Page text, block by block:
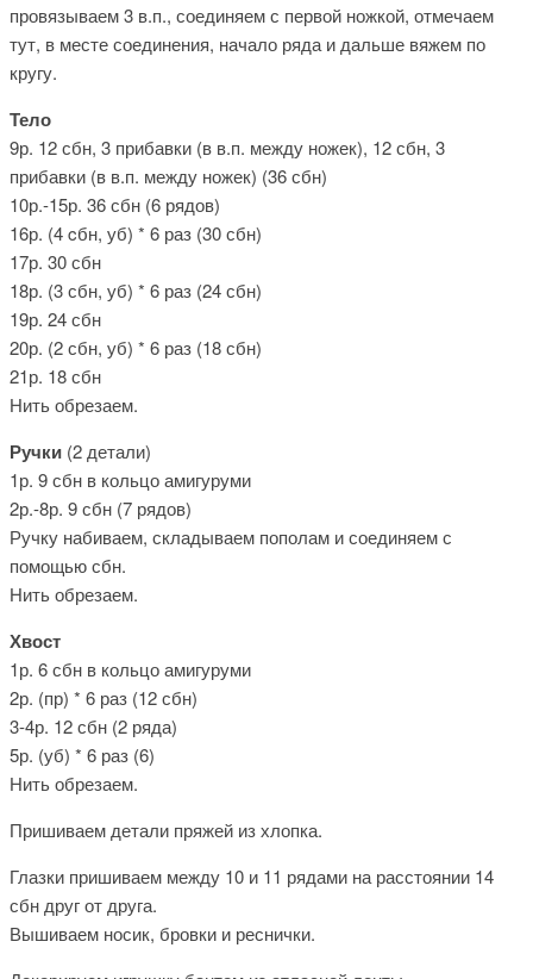
провязываем 3 в.п., соединяем с первой ножкой, отмечаем
тут, в месте соединения, начало ряда и дальше вяжем по
кругу.
Тело
9р. 12 сбн, 3 прибавки (в в.п. между ножек), 12 сбн, 3
прибавки (в в.п. между ножек) (36 сбн)
10р.-15р. 36 сбн (6 рядов)
16р. (4 cбн, уб) * 6 раз (30 сбн)
17р. 30 сбн
18р. (3 сбн, уб) * 6 раз (24 сбн)
19р. 24 сбн
20р. (2 сбн, уб) * 6 раз (18 сбн)
21р. 18 сбн
Нить обрезаем.
Ручки (2 детали)
1р. 9 сбн в кольцо амигуруми
2р.-8р. 9 сбн (7 рядов)
Ручку набиваем, складываем пополам и соединяем с
помощью сбн.
Нить обрезаем.
Хвост
1р. 6 сбн в кольцо амигуруми
2р. (пр) * 6 раз (12 сбн)
3-4р. 12 сбн (2 ряда)
5р. (уб) * 6 раз (6)
Нить обрезаем.
Пришиваем детали пряжей из хлопка.
Глазки пришиваем между 10 и 11 рядами на расстоянии 14
сбн друг от друга.
Вышиваем носик, бровки и реснички.